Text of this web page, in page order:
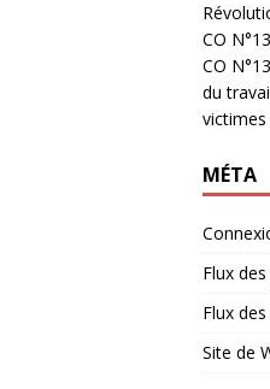
CO
CO
du
victimes
MÉTA
Flux
Flux
Site de